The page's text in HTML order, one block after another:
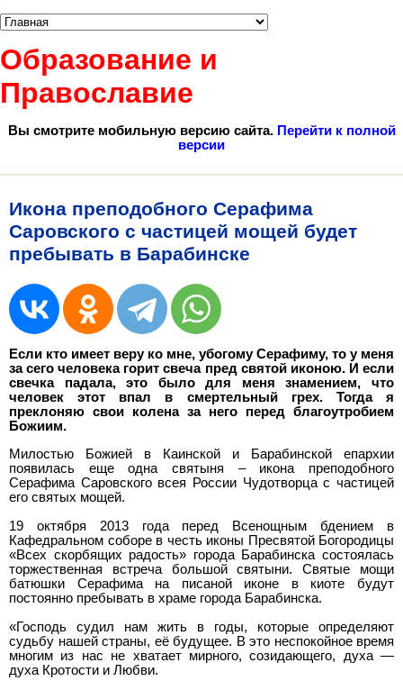
Образование и
Православие
Вы смотрите мобильную версию сайта. Перейти к полной
версии
Икона преподобного Серафима
Саровского с частицей мощей будет
пребывать в Барабинске
Если кто имеет веру ко мне, убогому Серафиму, то у меня
за сего человека горит свеча пред святой иконою. И если
свечка падала, это было для меня знамением, что
человек этот впал в смертельный грех. Тогда я
преклоняю свои колена за него перед благоутробием
Божиим.
Милостью Божией в Каинской и Барабинской епархии
появилась еще одна святыня – икона преподобного
Серафима Саровского всея России Чудотворца с частицей
его святых мощей.
19 октября 2013 года перед Всенощным бдением в
Кафедральном соборе в честь иконы Пресвятой Богородицы
«Всех скорбящих радость» города Барабинска состоялась
торжественная встреча большой святыни. Святые мощи
батюшки Серафима на писаной иконе в киоте будут
постоянно пребывать в храме города Барабинска.
«Господь судил нам жить в годы, которые определяют
судьбу нашей страны, её будущее. В это неспокойное время
многим из нас не хватает мирного, созидающего, духа —
духа Кротости и Любви.